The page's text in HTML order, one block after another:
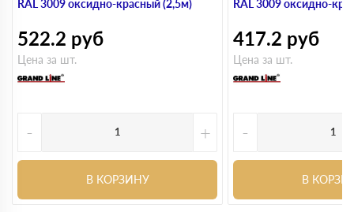
RAL 3009 оксидно-красный (2,5м)
522.2 руб
Цена за шт.
- +
В КОРЗИНУ
RAL 3009 оксидно-
417.2 руб
Цена за шт.
-
В